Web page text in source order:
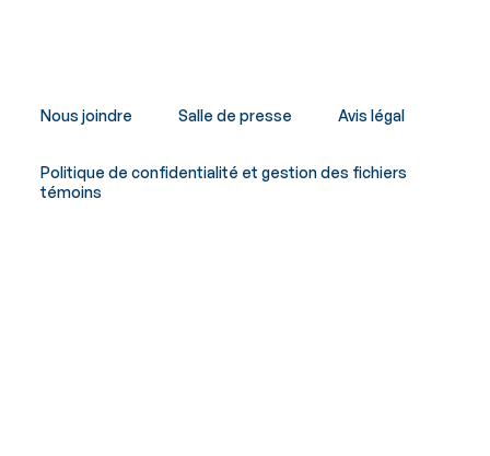
Nous joindre Salle de presse Avis légal
Politique de confidentialité et gestion des fichiers
témoins